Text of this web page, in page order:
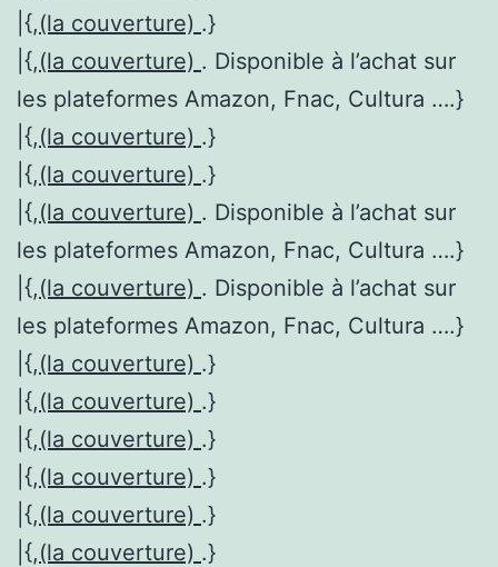
|{,(la couverture) .}
|{,(la couverture) . Disponible à l’achat sur
les plateformes Amazon, Fnac, Cultura ….}
|{,(la couverture) .}
|{,(la couverture) .}
|{,(la couverture) . Disponible à l’achat sur
les plateformes Amazon, Fnac, Cultura ….}
|{,(la couverture) . Disponible à l’achat sur
les plateformes Amazon, Fnac, Cultura ….}
|{,(la couverture) .}
|{,(la couverture) .}
|{,(la couverture) .}
|{,(la couverture) .}
|{,(la couverture) .}
|{,(la couverture) .}